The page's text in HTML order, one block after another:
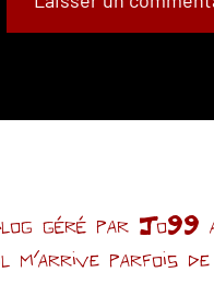
géré par Jo99
parfois